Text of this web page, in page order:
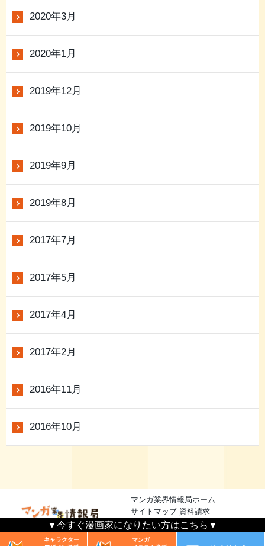
2020年3月
2020年1月
2019年12月
2019年10月
2019年9月
2019年8月
2017年7月
2017年5月
2017年4月
2017年2月
2016年11月
2016年10月
▼今すぐ漫画家になりたい方はこちら▼
キャラクター
マンガ
マンガ業界情報局ホーム
サイトマップ 資料請求
漫画業界情報局 © 2026 All rights reserved.